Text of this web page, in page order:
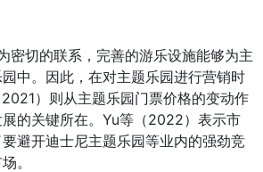
密切的联系，完善的游乐设施能够为主
中。因此，在对主题乐园进行营销时
）则从主题乐园门票价格的变动作
的关键所在。Yu等（2022）表示市
避开迪士尼主题乐园等业内的强劲竞
。